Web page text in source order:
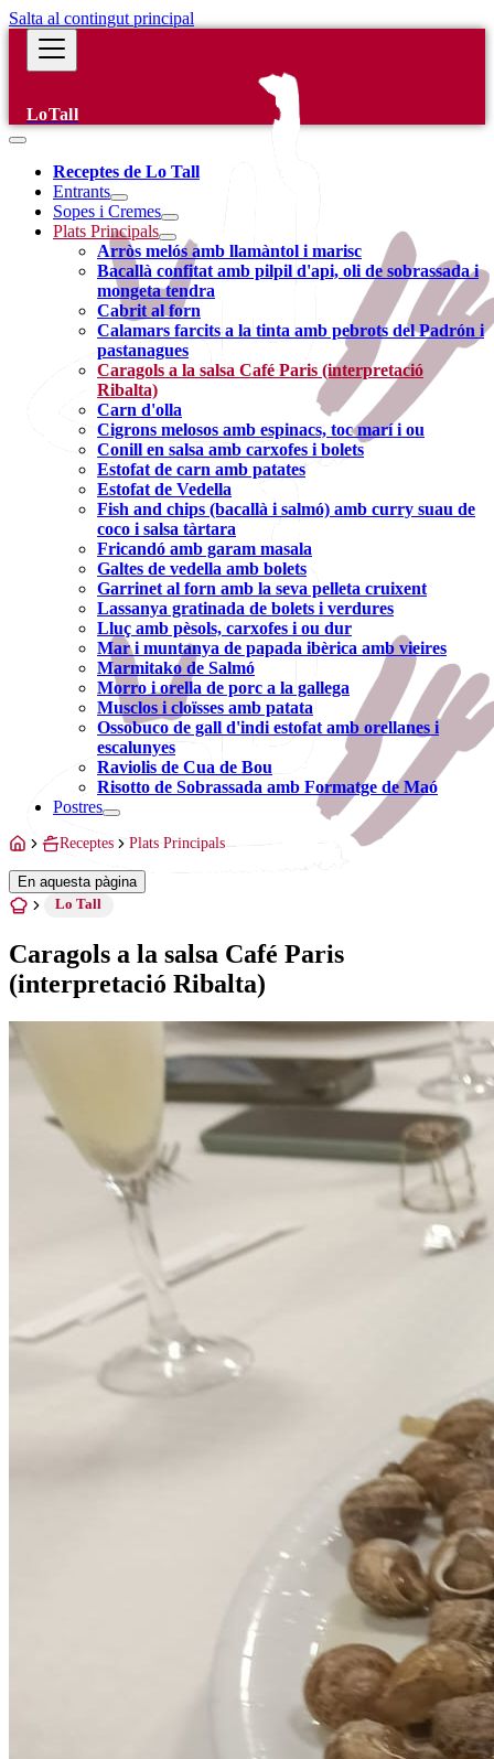
Salta al contingut principal
LoTall
Receptes de Lo Tall
Entrants
Sopes i Cremes
Plats Principals
Arròs melós amb llamàntol i marisc
Bacallà confitat amb pilpil d'api, oli de sobrassada i
mongeta tendra
Cabrit al forn
Calamars farcits a la tinta amb pebrots del Padrón i
pastanagues
Caragols a la salsa Café Paris (interpretació
Ribalta)
Carn d'olla
Cigrons melosos amb espinacs, toc marí i ou
Conill en salsa amb carxofes i bolets
Estofat de carn amb patates
Estofat de Vedella
Fish and chips (bacallà i salmó) amb curry suau de
coco i salsa tàrtara
Fricandó amb garam masala
Galtes de vedella amb bolets
Garrinet al forn amb la seva pelleta cruixent
Lassanya gratinada de bolets i verdures
Lluç amb pèsols, carxofes i ou dur
Mar i muntanya de papada ibèrica amb vieires
Marmitako de Salmó
Morro i orella de porc a la gallega
Musclos i cloïsses amb patata
Ossobuco de gall d'indi estofat amb orellanes i
escalunyes
Raviolis de Cua de Bou
Risotto de Sobrassada amb Formatge de Maó
Postres
Receptes Plats Principals
En aquesta pàgina
Lo Tall
Caragols a la salsa Café Paris
(interpretació Ribalta)